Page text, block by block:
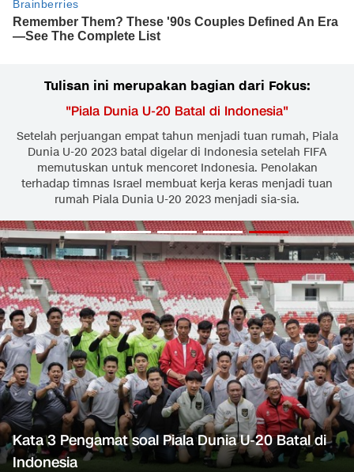
Tulisan ini merupakan bagian dari Fokus:
"Piala Dunia U-20 Batal di Indonesia"
Setelah perjuangan empat tahun menjadi tuan rumah, Piala
Dunia U-20 2023 batal digelar di Indonesia setelah FIFA
memutuskan untuk mencoret Indonesia. Penolakan
terhadap timnas Israel membuat kerja keras menjadi tuan
rumah Piala Dunia U-20 2023 menjadi sia-sia.
Kata 3 Pengamat soal Piala Dunia U-20 Batal di
Indonesia